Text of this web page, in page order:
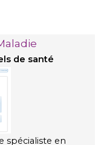
de santé
spécialiste en